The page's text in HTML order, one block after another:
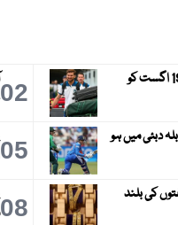
کیریبین پریمیئر لیگ ، قومی کرکٹرز کو این او سی 19 اگست کو
02
کا مقابلہ دبئی میں ہو
05
میں سونا مزید مہنگا ، قیمت 7 ہفتوں کی بلند
08